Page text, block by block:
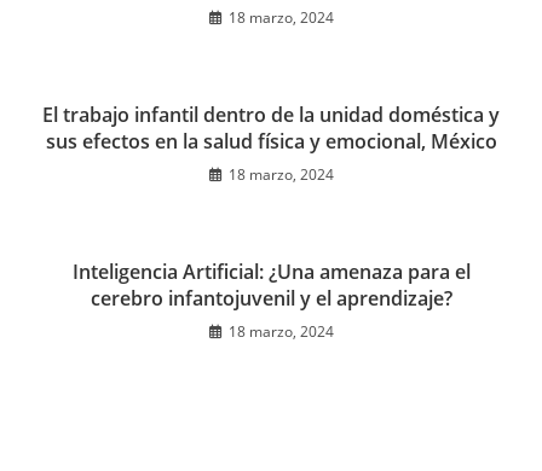
18 marzo, 2024
El trabajo infantil dentro de la unidad doméstica y
sus efectos en la salud física y emocional, México
18 marzo, 2024
Inteligencia Artificial: ¿Una amenaza para el
cerebro infantojuvenil y el aprendizaje?
18 marzo, 2024